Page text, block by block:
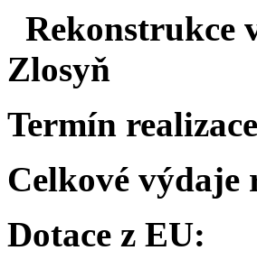
Rekonstrukce
Termín
Celkové
Dotace z EU: